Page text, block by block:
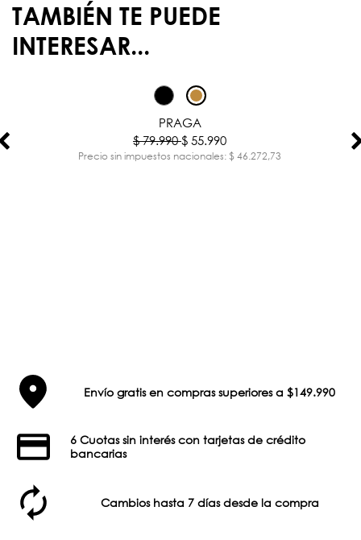
TAMBIÉN TE PUEDE
INTERESAR...
PRAGA
$ 79.990$ 55.990
Precio sin impuestos nacionales: $ 46.272,73
Envío gratis en compras superiores a $149.990
6 Cuotas sin interés con tarjetas de crédito
bancarias
Cambios hasta 7 días desde la compra